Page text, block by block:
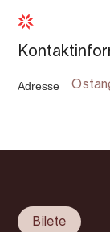
Adresse
Bilete